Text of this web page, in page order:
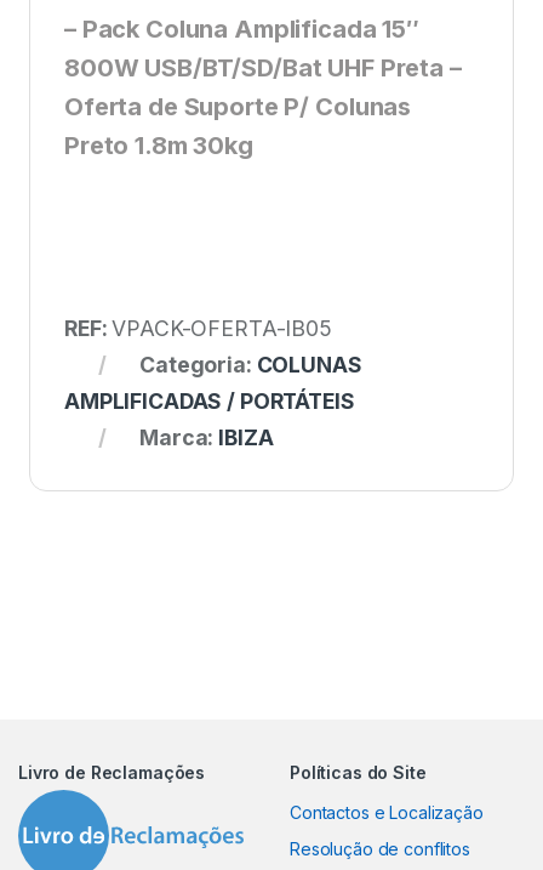
– Pack Coluna Amplificada 15″
800W USB/BT/SD/Bat UHF Preta –
Oferta de Suporte P/ Colunas
Preto 1.8m 30kg
REF:VPACK-OFERTA-IB05
Categoria: COLUNAS
AMPLIFICADAS / PORTÁTEIS
Marca: IBIZA
Livro de Reclamações
Políticas do Site
Contactos e Localização
Resolução de conflitos